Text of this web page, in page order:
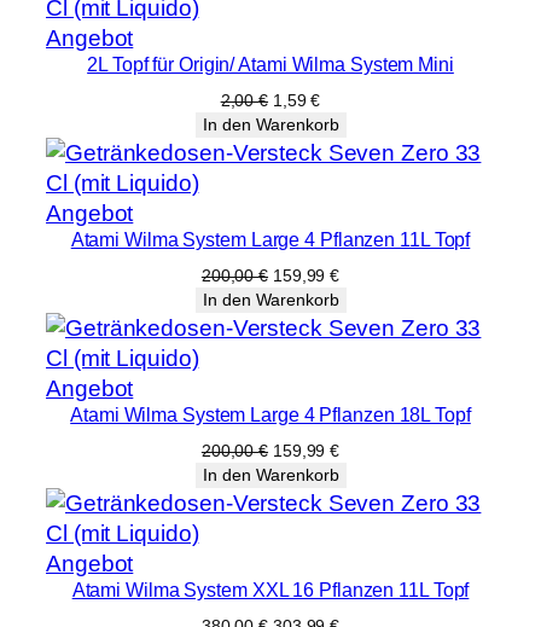
g
e
AngebotProdukt
im
2L Topf für Origin/ Atami Wilma System Mini
2,00€ Ursprünglicher
Preis
war:
2,00 €
1,59€Aktueller
Preis
ist:
1,59 €.
In den Warenkorb
AngebotProdukt
im
Angebot
Atami Wilma System Large 4 Pflanzen 11L Topf
200,00€ Ursprünglicher
Preis
war:
200,00 €
159,99€Aktueller
Preis
ist:
159,99 €.
In den Warenkorb
AngebotProdukt
im
Angebot
Atami Wilma System Large 4 Pflanzen 18L Topf
200,00€ Ursprünglicher
Preis
war:
200,00 €
159,99€Aktueller
Preis
ist:
159,99 €.
In den Warenkorb
AngebotProdukt
im
Atami Wilma System XXL 16 Pflanzen 11L Topf